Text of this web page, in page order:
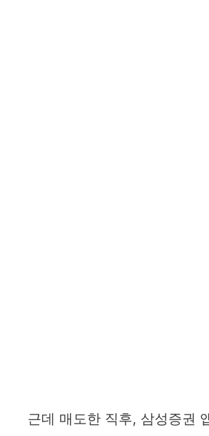
근데 매도한 직후, 삼성증권